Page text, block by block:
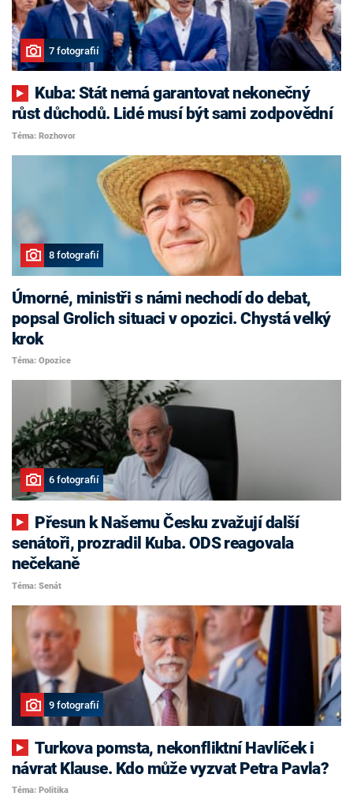
7 fotografií
růst důchodů. Lidé musí být sami zodpovědní
Téma: Rozhovor
8 fotografií
Úmorné, ministři s námi nechodí do debat,
popsal Grolich situaci v opozici. Chystá velký
krok
Téma: Opozice
6 fotografií
senátoři, prozradil Kuba. ODS reagovala
nečekaně
Téma: Senát
9 fotografií
Turkova pomsta, nekonfliktní Havlíček i
návrat Klause. Kdo může vyzvat Petra Pavla?
Téma: Politika